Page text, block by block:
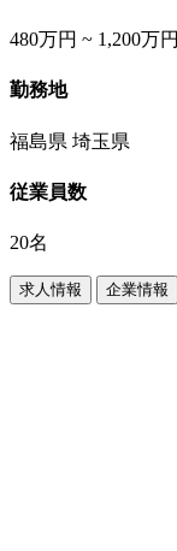
480万円 ~ 1,200万円
勤務地
福島県 埼玉県
従業員数
20名
求人情報 企業情報